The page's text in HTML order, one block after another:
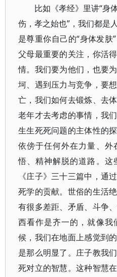
比如《孝经》里讲“身
伤，孝之始也”，我们都是
是尊重你自己的“身体发
父母最重要的关注，你活
情。我们要为他们，也要
坷、遇到压力与竞争，要
亡，我们如何去锻炼、去
老年才去考虑的事情，我
生生死死问题的主体性的
依傍于任何外在力量、外
悟、精神解脱的道路。这
《庄子》三十三篇中，通
死学的贡献。世俗的生活
有很多差距、矛盾、斗争
西看作是齐一的，就像
候，我们在地面上感觉到
是那么明显了。庄子教我
死对立的智慧。这种智慧